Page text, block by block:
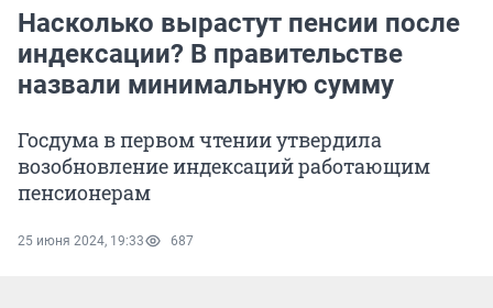
Насколько вырастут пенсии после
индексации? В правительстве
назвали минимальную сумму
Госдума в первом чтении утвердила
возобновление индексаций работающим
пенсионерам
25 июня 2024, 19:33 687